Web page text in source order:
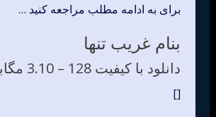
برای به ادامه مطلب مراجعه کنید …
بنام غریب تنها
دانلود با کیفیت 128 – 3.10 مگابایت
[]